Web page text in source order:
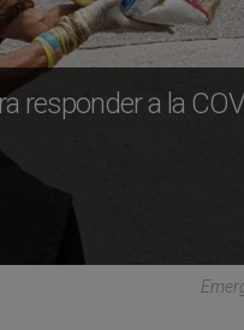
responder a la